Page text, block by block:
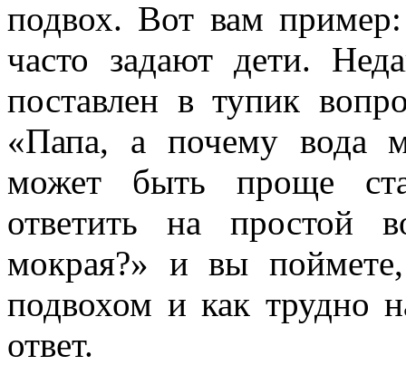
подвох. Вот вам
часто задают дети.
поставлен в тупик
«Папа, а почему вода
может быть проще
ответить на простой
мокрая?» и вы
подвохом и как трудно
ответ.